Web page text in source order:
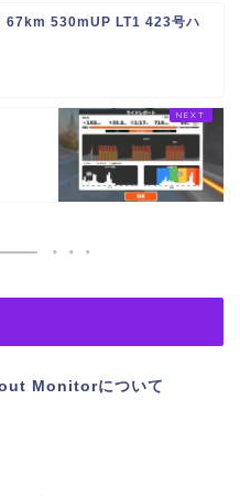
67km 530mUP LT1 423号ハ
Monitorについて